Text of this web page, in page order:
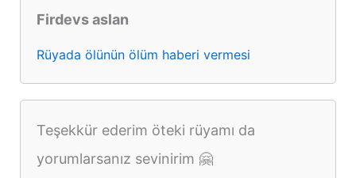
Firdevs aslan
Rüyada ölünün ölüm haberi vermesi
Teşekkür ederim öteki rüyamı da
yorumlarsanız sevinirim 🤗